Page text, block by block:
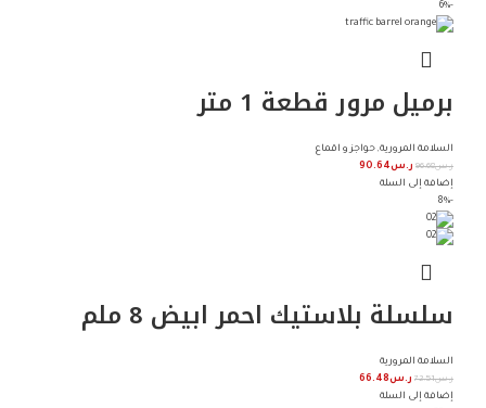
-6%
برميل مرور قطعة 1 متر
السلامة المرورية, حواجز و اقماع
ر.س96.68 ر.س90.64
إضافة إلى السلة
-8%
سلسلة بلاستيك احمر ابيض 8 ملم
السلامة المرورية
ر.س72.51 ر.س66.48
إضافة إلى السلة